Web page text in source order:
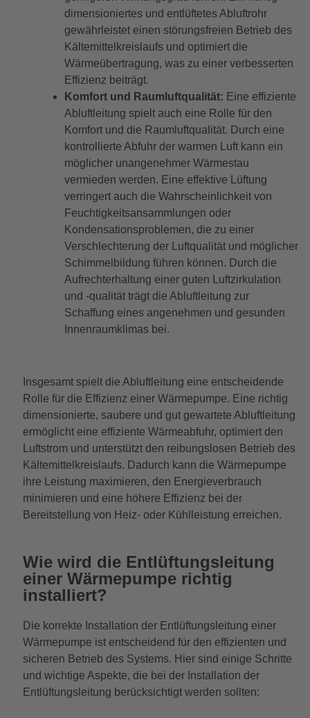
dimensioniertes und entlüftetes Abluftrohr
gewährleistet einen störungsfreien Betrieb des
Kältemittelkreislaufs und optimiert die
Wärmeübertragung, was zu einer verbesserten
Effizienz beiträgt.
Komfort und Raumluftqualität: Eine effiziente
Abluftleitung spielt auch eine Rolle für den
Komfort und die Raumluftqualität. Durch eine
kontrollierte Abfuhr der warmen Luft kann ein
möglicher unangenehmer Wärmestau
vermieden werden. Eine effektive Lüftung
verringert auch die Wahrscheinlichkeit von
Feuchtigkeitsansammlungen oder
Kondensationsproblemen, die zu einer
Verschlechterung der Luftqualität und möglicher
Schimmelbildung führen können. Durch die
Aufrechterhaltung einer guten Luftzirkulation
und -qualität trägt die Abluftleitung zur
Schaffung eines angenehmen und gesunden
Innenraumklimas bei.
Insgesamt spielt die Abluftleitung eine entscheidende
Rolle für die Effizienz einer Wärmepumpe. Eine richtig
dimensionierte, saubere und gut gewartete Abluftleitung
ermöglicht eine effiziente Wärmeabfuhr, optimiert den
Luftstrom und unterstützt den reibungslosen Betrieb des
Kältemittelkreislaufs. Dadurch kann die Wärmepumpe
ihre Leistung maximieren, den Energieverbrauch
minimieren und eine höhere Effizienz bei der
Bereitstellung von Heiz- oder Kühlleistung erreichen.
Wie wird die Entlüftungsleitung
einer Wärmepumpe richtig
installiert?
Die korrekte Installation der Entlüftungsleitung einer
Wärmepumpe ist entscheidend für den effizienten und
sicheren Betrieb des Systems. Hier sind einige Schritte
und wichtige Aspekte, die bei der Installation der
Entlüftungsleitung berücksichtigt werden sollten: